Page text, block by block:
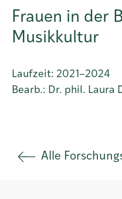
Progetti
Agenda
Frauen in der
Musikkultur
Laufzeit: 2021–2024
Bearb.: Dr. phil. Laura
Alle